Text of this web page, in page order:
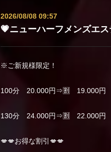
2026/08/08 09:57
💗ニューハーフメンズエ
※ご新規様限定！
100分 20.000円⇒🈹 19.000円
130分 24.000円⇒🈹 22.000円
💋💋お得な割引💋💋